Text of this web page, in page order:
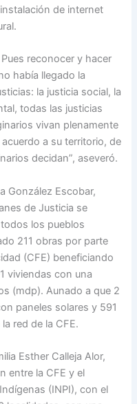
de internet
reconocer y hacer
había llegado la
la justicia social, la
todas las justicias
vivan plenamente
a su territorio, de
decidan”, aseveró.
González Escobar,
de Justicia se
los pueblos
211 obras por parte
(CFE) beneficiando
viviendas con una
(mdp). Aunado a que 2
paneles solares y 591
red de la CFE.
Esther Calleja Alor,
entre la CFE y el
(INPI), con el